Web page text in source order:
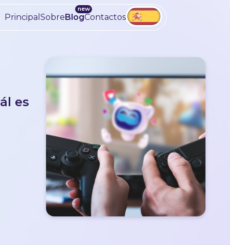
PrincipalSobreBlogContactos
es